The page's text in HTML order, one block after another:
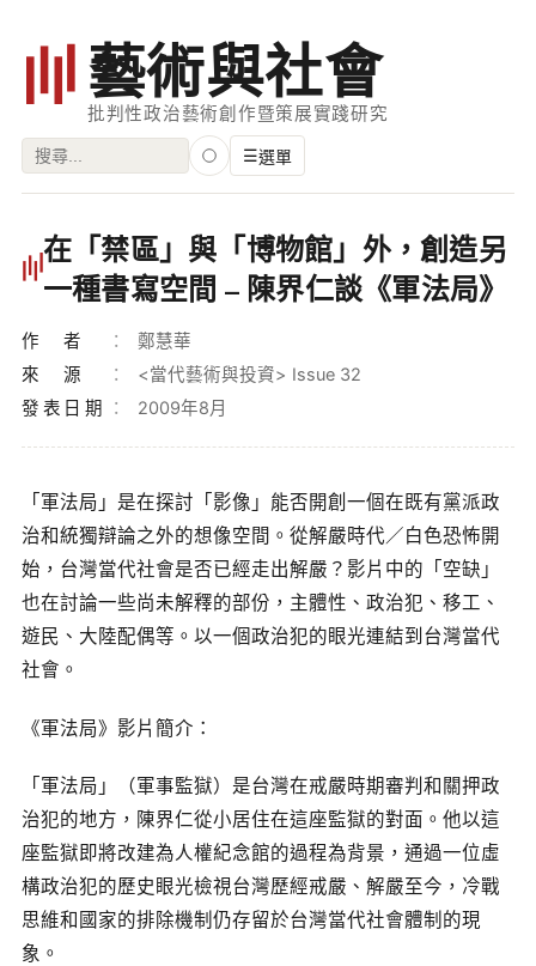
藝術與社會
批判性政治藝術創作暨策展實踐研究
搜
鍵
字:
☰選單
藝術家
專題
索引
標籤雲
相關網站
關於
關於本站
團隊成員
出版品
在「禁區」與「博物館」外，創造另
一種書寫空間 – 陳界仁談《軍法局》
作者
鄭慧華
來源
<當代藝術與投資> Issue 32
發表日期
2009年8月
「軍法局」是在探討「影像」能否開創一個在既有黨派政
治和統獨辯論之外的想像空間。從解嚴時代／白色恐怖開
始，台灣當代社會是否已經走出解嚴？影片中的「空缺」
也在討論一些尚未解釋的部份，主體性、政治犯、移工、
遊民、大陸配偶等。以一個政治犯的眼光連結到台灣當代
社會。
《軍法局》影片簡介：
「軍法局」（軍事監獄）是台灣在戒嚴時期審判和關押政
治犯的地方，陳界仁從小居住在這座監獄的對面。他以這
座監獄即將改建為人權紀念館的過程為背景，通過一位虛
構政治犯的歷史眼光檢視台灣歷經戒嚴、解嚴至今，冷戰
思維和國家的排除機制仍存留於台灣當代社會體制的現
象。